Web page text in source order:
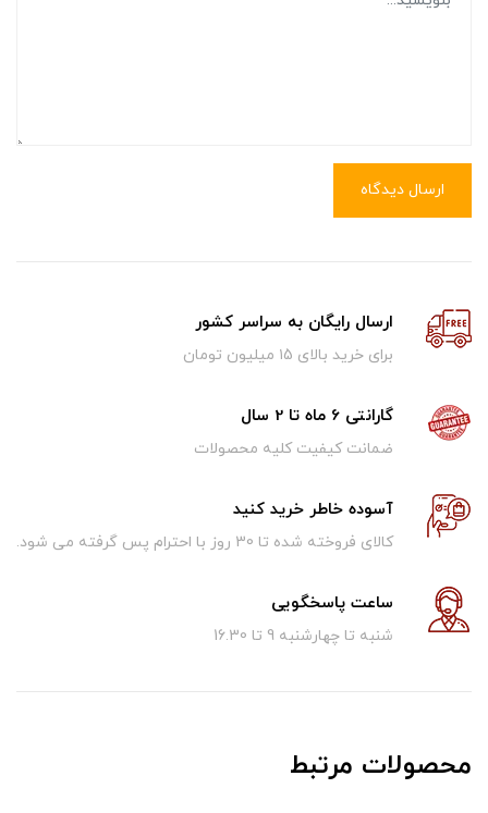
ارسال دیدگاه
ارسال رایگان به سراسر کشور
برای خرید بالای ۱5 میلیون تومان
گارانتی 6 ماه تا 2 سال
ضمانت کیفیت کلیه محصولات
آسوده خاطر خرید کنید
کالای فروخته شده تا 30 روز با احترام پس گرفته می شود.
ساعت پاسخگویی
شنبه تا چهارشنبه 9 تا 16.30
محصولات مرتبط